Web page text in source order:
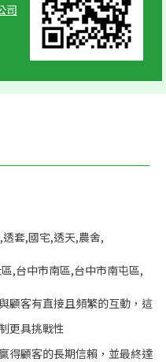
司
套,國宅,透天,農舍,
,台中市南區,台中市南屯區,
顧客有直接且頻繁的互動，這
更具挑戰性
得顧客的長期信賴，並最終達